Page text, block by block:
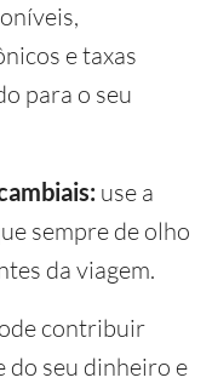
e taxas
para o seu
use a
sempre de olho
da viagem.
contribuir
do seu dinheiro e